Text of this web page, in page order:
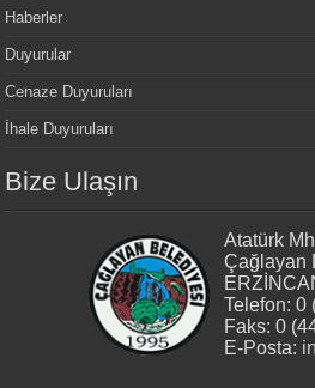
Haberler
Duyurular
Cenaze Duyuruları
İhale Duyuruları
Bize Ulaşın
Atatürk
Çağlayan
Telefon: 0
Faks: 0
E-Posta: